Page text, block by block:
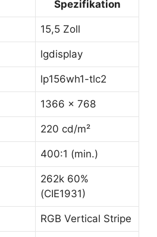
Spezifikation
15,5 Zoll
lgdisplay
lp156wh1-tlc2
1366 x 768
220 cd/m²
400:1 (min.)
262k 60%
(CIE1931)
RGB Vertical Stripe